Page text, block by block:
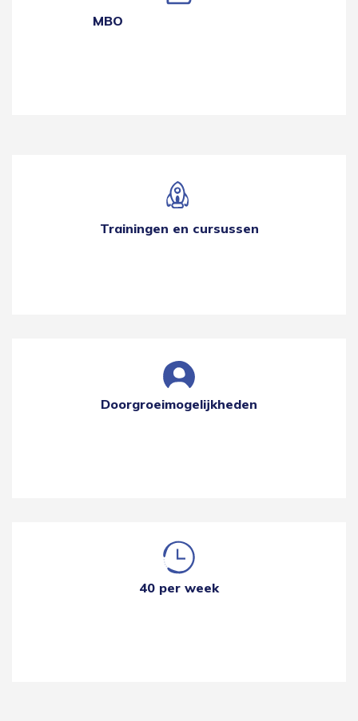
MBO
Trainingen en cursussen
Doorgroeimogelijkheden
40 per week